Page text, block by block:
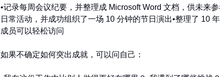
•记录每周会议纪要，并整理成 Microsoft Word 文档，供未来
日常活动，并成功组织了一场 10 分钟的节日演出•整理了 10
成员可以轻松访问
如果不确定如何突出成就，可以问自己：